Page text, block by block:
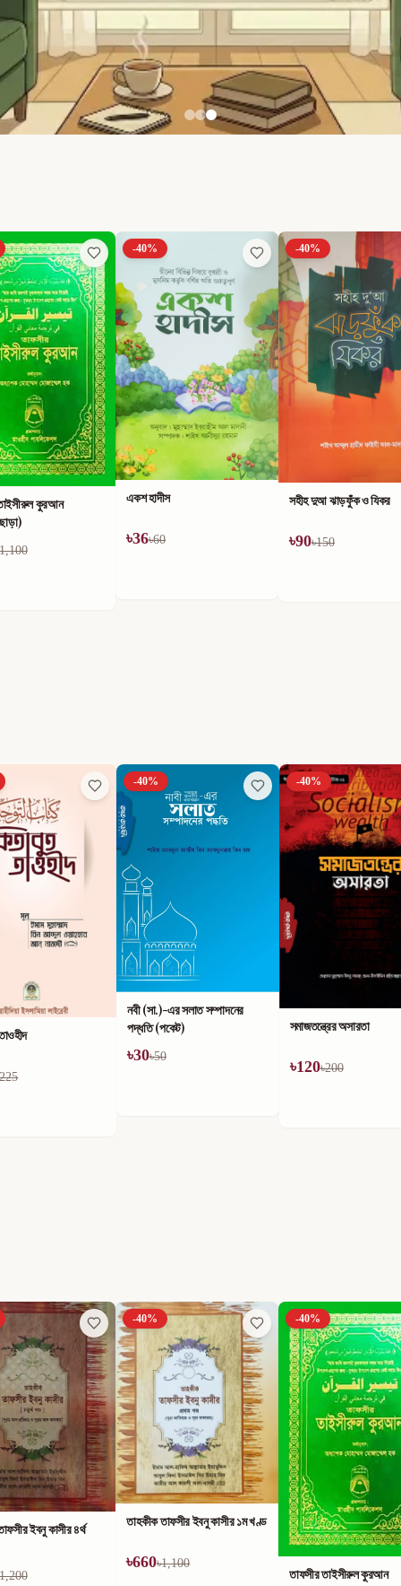
কুরআন
-40%
একশ হাদীস
৳36৳60
-40%
সহীহ দুআ ঝাড়ফুঁক ও যিকর
৳90৳150
225
-40%
নবী (সা.)-এর সলাত সম্পাদনের
পদ্ধতি (পকেট)
৳30৳50
-40%
সমাজতন্ত্রের অসারতা
৳120৳200
ইবনু কাসীর ১ম খণ্ড
-40%
তাফসীর তাইসীরুল কুরআন
-40%
কুরআন ও সুন্নাহ্‌র আলোকে